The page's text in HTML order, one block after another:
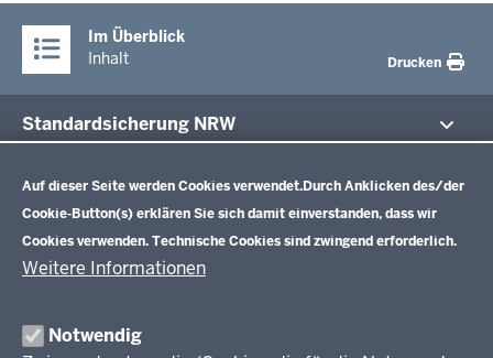
Auf dieser Seite werden Cookies verwendet.Durch Anklicken des/der
Cookie-Button(s) erklären Sie sich damit einverstanden, dass wir
Cookies verwenden. Technische Cookies sind zwingend erforderlich.
Weitere Informationen
Notwendig
Im Überblick
Inhalt
Drucken
Standardsicherung NRW
Zentrale Prüfungen 10
Übersicht
Fächer
Termine
Zentrale Klausuren Einführungsphase
Fächer
Aufgaben der letzten Jahre